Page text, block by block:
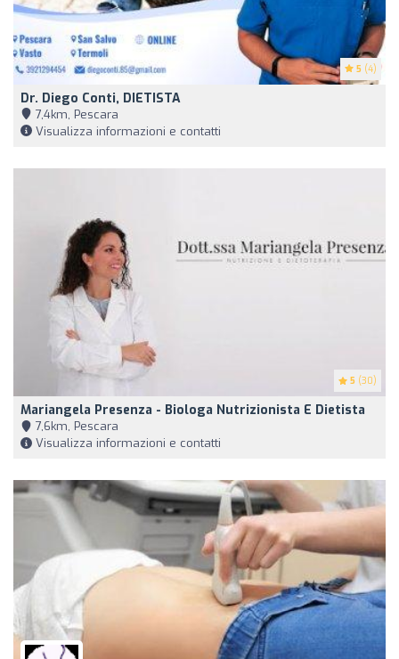
5 (4)
Dr. Diego Conti, DIETISTA
7,4km, Pescara
Visualizza informazioni e contatti
5 (30)
Mariangela Presenza - Biologa Nutrizionista E Dietista
7,6km, Pescara
Visualizza informazioni e contatti